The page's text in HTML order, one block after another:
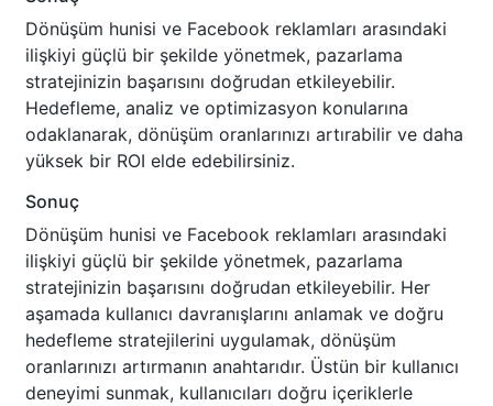
Dönüşüm hunisi ve Facebook reklamları arasındaki
ilişkiyi güçlü bir şekilde yönetmek, pazarlama
stratejinizin başarısını doğrudan etkileyebilir.
Hedefleme, analiz ve optimizasyon konularına
odaklanarak, dönüşüm oranlarınızı artırabilir ve daha
yüksek bir ROI elde edebilirsiniz.
Sonuç
Dönüşüm hunisi ve Facebook reklamları arasındaki
ilişkiyi güçlü bir şekilde yönetmek, pazarlama
stratejinizin başarısını doğrudan etkileyebilir. Her
aşamada kullanıcı davranışlarını anlamak ve doğru
hedefleme stratejilerini uygulamak, dönüşüm
oranlarınızı artırmanın anahtarıdır. Üstün bir kullanıcı
deneyimi sunmak, kullanıcıları doğru içeriklerle